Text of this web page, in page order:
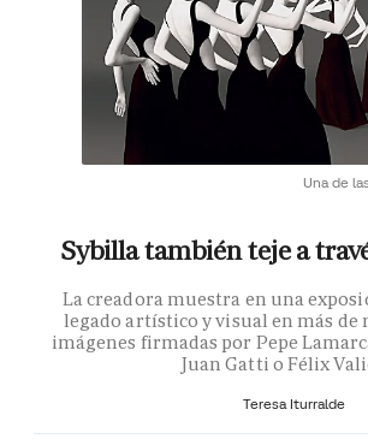
Una de
Sybilla también teje a
La creadora muestra en una
legado artístico y visual en más de
imágenes firmadas por Pepe
Juan Gatti o Félix
Teresa Iturralde